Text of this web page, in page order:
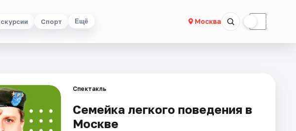
Спорт Ещё Москва ☾
Спектакль
Семейка легкого поведения в
Москве